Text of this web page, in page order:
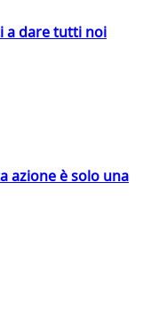
a dare tutti noi
azione è solo una